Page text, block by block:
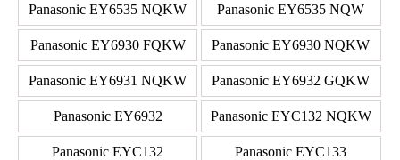
Panasonic EY6535 NQKW Panasonic EY6535 NQW
Panasonic EY6930 FQKW Panasonic EY6930 NQKW
Panasonic EY6931 NQKW Panasonic EY6932 GQKW
Panasonic EY6932 Panasonic EYC132 NQKW
Panasonic EYC132 Panasonic EYC133